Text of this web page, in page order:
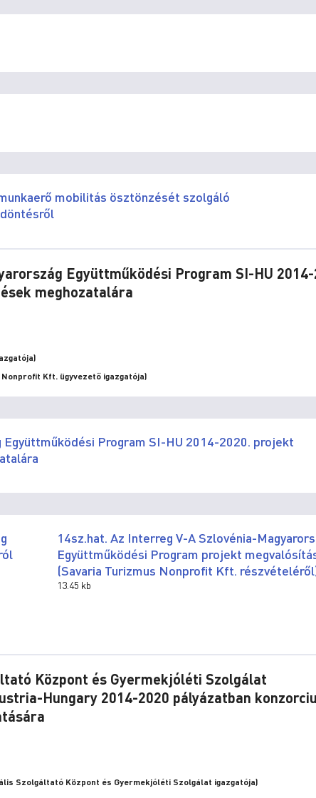
mobilitás ösztönzését szolgáló
Együttműködési Program SI-HU
meghozatalára
Kft. ügyvezető igazgatója)
Program SI-HU 2014-2020. projekt
14sz.hat. Az Interreg V-A Szlovénia-
Együttműködési Program projekt
(Savaria Turizmus Nonprofit Kft.
13.45 kb
Központ és Gyermekjóléti Szolgálat
Hungary 2014-2020 pályázatban
Szolgáltató Központ és Gyermekjóléti Szolgálat igazgatója)